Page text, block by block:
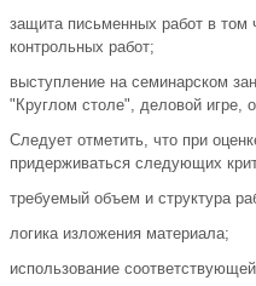
защита письменных работ в том
контрольных работ;
выступление на семинарском
"Круглом столе", деловой игре,
Следует отметить, что при
придерживаться следующих
требуемый объем и структура
логика изложения материала;
использование